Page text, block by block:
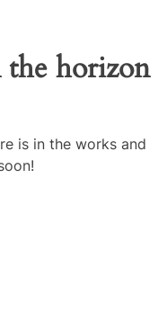
the horizon
is in the works and